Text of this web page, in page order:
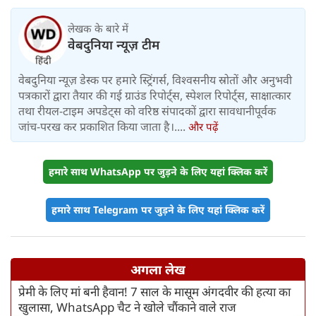
लेखक के बारे में
वेबदुनिया न्यूज़ टीम
वेबदुनिया न्यूज़ डेस्क पर हमारे स्ट्रिंगर्स, विश्वसनीय स्रोतों और अनुभवी
पत्रकारों द्वारा तैयार की गई ग्राउंड रिपोर्ट्स, स्पेशल रिपोर्ट्स, साक्षात्कार
तथा रीयल-टाइम अपडेट्स को वरिष्ठ संपादकों द्वारा सावधानीपूर्वक
जांच-परख कर प्रकाशित किया जाता है।.... और पढ़ें
हमारे साथ WhatsApp पर जुड़ने के लिए यहां क्लिक करें
हमारे साथ Telegram पर जुड़ने के लिए यहां क्लिक करें
अगला लेख
प्रेमी के लिए मां बनी हैवान! 7 साल के मासूम अंगदवीर की हत्या का
खुलासा, WhatsApp चैट ने खोले चौंकाने वाले राज